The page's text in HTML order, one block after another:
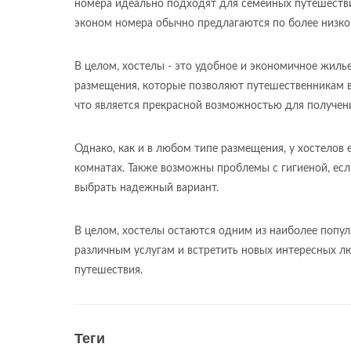
номера идеально подходят для семейных
эконом номера обычно предлагаются по более
В целом, хостелы - это удобное и экономичное
размещения, которые позволяют
что является прекрасной возможностью для
Однако, как и в любом типе размещения, у хостелов
комнатах. Также возможны проблемы с гигиеной,
выбрать надежный вариант.
В целом, хостелы остаются одним из наиболее
различным услугам и встретить новых интересных
путешествия.
Теги